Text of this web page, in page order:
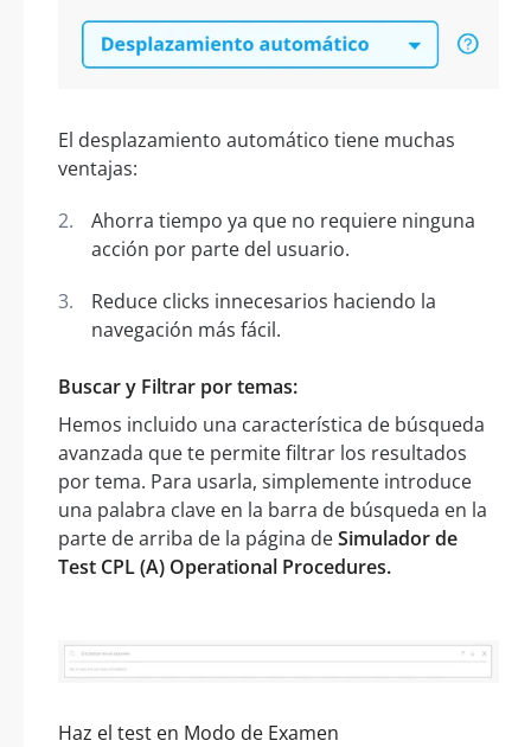
El desplazamiento automático tiene muchas
ventajas:
Ahorra tiempo ya que no requiere ninguna
acción por parte del usuario.
Reduce clicks innecesarios haciendo la
navegación más fácil.
Buscar y Filtrar por temas:
Hemos incluido una característica de búsqueda
avanzada que te permite filtrar los resultados
por tema. Para usarla, simplemente introduce
una palabra clave en la barra de búsqueda en la
parte de arriba de la página deSimulador de
Test CPL (A) Operational Procedures.
Haz el test en Modo de Examen